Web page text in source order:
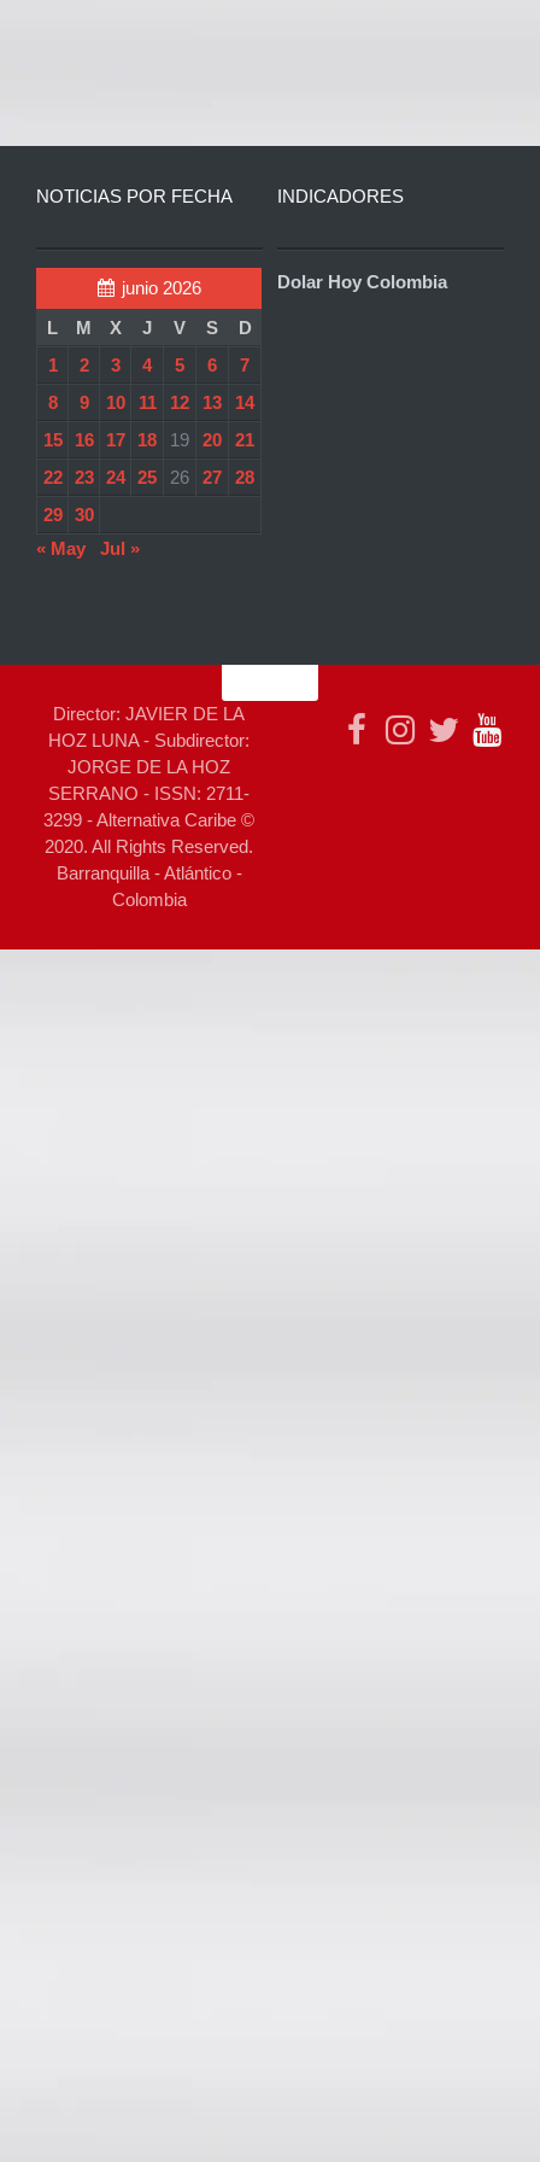
NOTICIAS POR FECHA
junio 2026
L
M X J V S
D
1
2 3 4 5 6
7
8
9 10 11 12 13
14
15
16 17 18 19 20
21
22
23 24 25 26 27
28
29
30
« May
Jul »
INDICADORES
Dolar Hoy Colombia
Director: JAVIER DE LA
HOZ LUNA - Subdirector:
JORGE DE LA HOZ
SERRANO - ISSN: 2711-
3299 - Alternativa Caribe ©
2020. All Rights Reserved.
Barranquilla - Atlántico -
Colombia